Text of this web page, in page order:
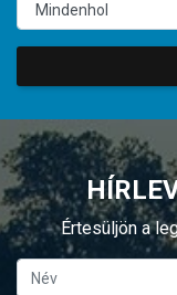
Értesüljön a